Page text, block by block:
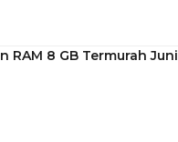
RAM 8 GB Termurah Juni